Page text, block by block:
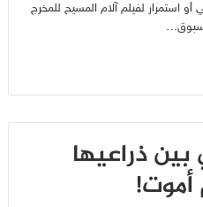
أو استمرار لفيلم آلام المسيح للمخرج
ذراعيها